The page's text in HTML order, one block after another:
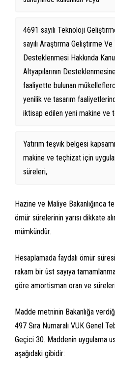
4691 sayılı Teknoloji
sayılı Araştırma Geliştirme
Desteklenmesi Hakkında
Altyapılarının
faaliyette bulunan
yenilik ve tasarım
iktisap edilen yeni makine ve
Yatırım teşvik belgesi
makine ve teçhizat için
süreleri,
Hazine ve Maliye Bakanlığınca
ömür sürelerinin yarısı dikkate
mümkündür.
Hesaplamada faydalı ömür
rakam bir üst sayıya
göre amortisman oran ve
Madde metninin Bakanlığa
497 Sıra Numaralı VUK Genel
Geçici 30. Maddenin uygulama
aşağıdaki gibidir: